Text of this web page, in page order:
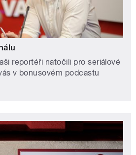
reportéři natočili pro seriálové
v bonusovém podcastu